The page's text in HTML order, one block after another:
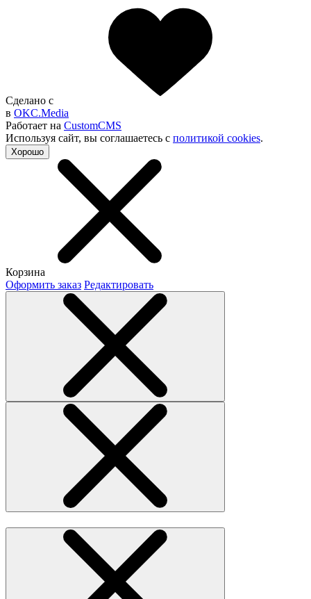
Сделано с
в OKC.Media
Работает на CustomCMS
Используя сайт, вы согла­шаетесь с политикой cookies.
Хорошо
Корзина
Оформить заказ Редактировать